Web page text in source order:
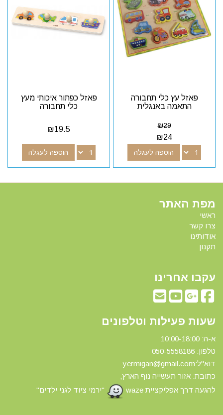
פאזל עץ כלי תחבורה
התאמה באנגלית
₪29
₪24
הוספה לעגלה
פאזל כפתור איכותי מעץ
כלי תחבורה
₪19.5
הוספה לעגלה
מפת האתר
ראשי
צרו קשר
אודותינו
תקנון
עקבו אחרינו
שעות פעילות וטלפונים
א-ה: 10:00-18:00
טלפון: 0 50-5558186
דוא"ל:yermigan@gmail.com
כתובת: אזור תעשייה נוף הארץ,
להגעה דרך אפליקציית waze
"ירמי ציוד לגני ילדים"